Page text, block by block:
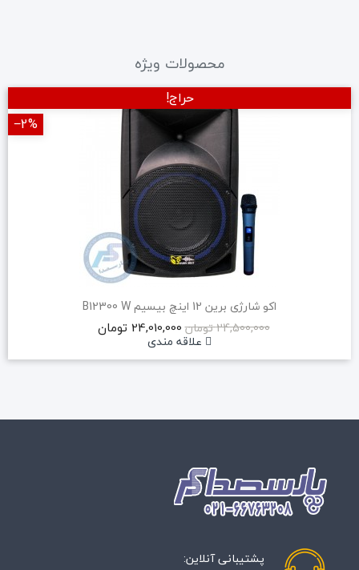
محصولات ویژه
اکو شارژی برین 12 اینچ بیسیم B12300 W
24,500,000 تومان
24,010,000 تومان
علاقه مندی
حراج!
‎−2%
پشتیبانی آنلاین: